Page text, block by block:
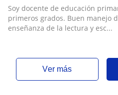
Soy docente de educación
primeros grados. Buen manejo
enseñanza de la lectura y esc...
ver más